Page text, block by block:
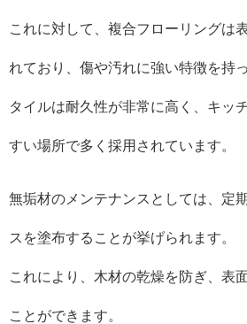
これに対して、複合フローリングは
れており、傷や汚れに強い特徴を持
タイルは耐久性が非常に高く、キッ
すい場所で多く採用されています。
無垢材のメンテナンスとしては、定
スを塗布することが挙げられます。
これにより、木材の乾燥を防ぎ、表
ことができます。